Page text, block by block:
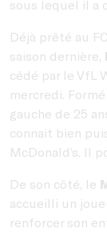
sous lequel il a
Déjà prêté au
saison dernière,
cédé par le VfL
mercredi.
gauche de 25
connait bien
McDonald’s. Il
De son côté, le
accueilli un
renforcer son